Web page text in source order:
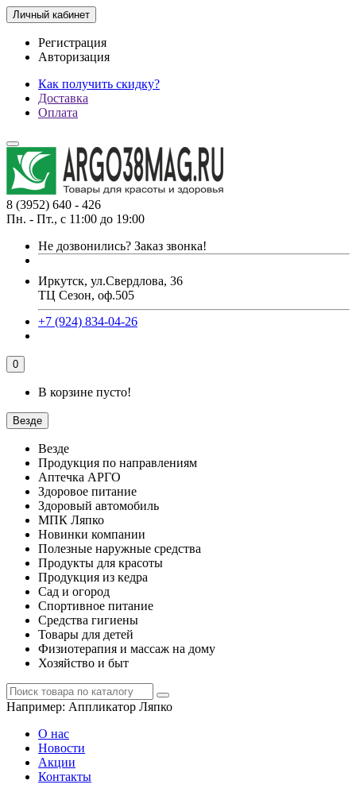
Личный кабинет
Регистрация
Авторизация
Как получить скидку?
Доставка
Оплата
8 (3952) 640 - 426
Пн. - Пт., с 11:00 до 19:00
Не дозвонились? Заказ звонка!
Иркутск, ул.Свердлова, 36
ТЦ Сезон, оф.505
+7 (924) 834-04-26
0
В корзине пусто!
Везде
Везде
Продукция по направлениям
Аптечка АРГО
Здоровое питание
Здоровый автомобиль
МПК Ляпко
Новинки компании
Полезные наружные средства
Продукты для красоты
Продукция из кедра
Сад и огород
Спортивное питание
Средства гигиены
Товары для детей
Физиотерапия и массаж на дому
Хозяйство и быт
Например: Аппликатор Ляпко
О нас
Новости
Акции
Контакты